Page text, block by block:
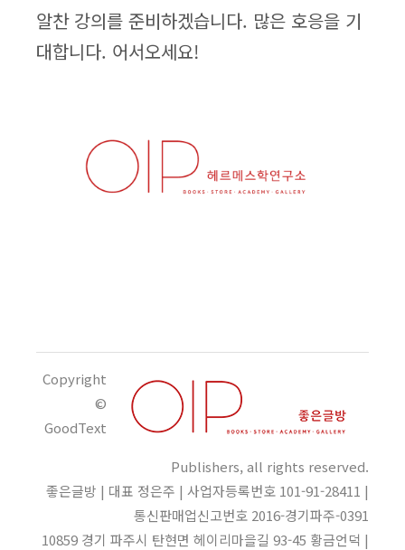
알찬 강의를 준비하겠습니다. 많은 호응을 기
대합니다. 어서오세요!
Copyright
©
GoodText
Publishers, all rights reserved.
좋은글방 | 대표 정은주 | 사업자등록번호 101-91-28411 |
통신판매업신고번호 2016-경기파주-0391
10859 경기 파주시 탄현면 헤이리마을길 93-45 황금언덕 |